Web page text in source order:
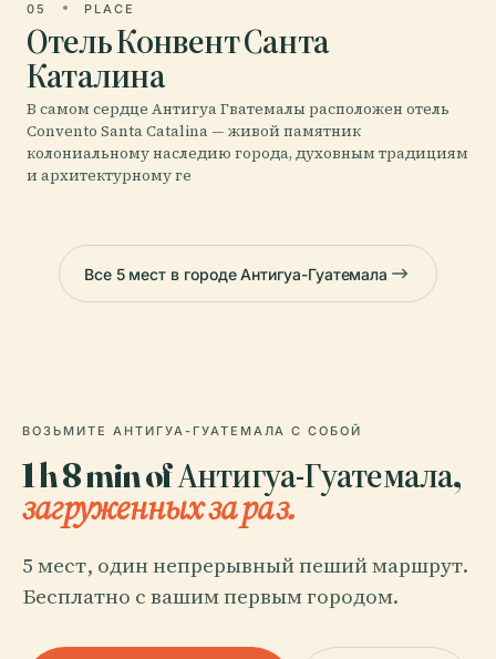
05 PLACE
Отель Конвент Санта
Каталина
В самом сердце Антигуа Гватемалы расположен отель
Convento Santa Catalina — живой памятник
колониальному наследию города, духовным традициям
и архитектурному ге
Все 5 мест в городе Антигуа-Гуатемала
ВОЗЬМИТЕ АНТИГУА-ГУАТЕМАЛА С СОБОЙ
1 h 8 min of Антигуа-Гуатемала,
загруженных за раз.
5 мест, один непрерывный пеший маршрут.
Бесплатно с вашим первым городом.